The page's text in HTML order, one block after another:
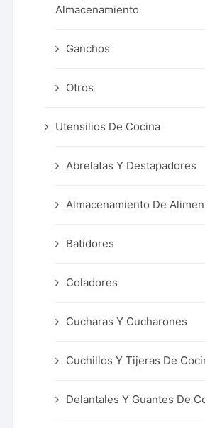
Almacenamiento
Ganchos
Otros
Utensilios De Cocina
Abrelatas Y Destapadores
Almacenamiento De
Batidores
Coladores
Cucharas Y Cucharones
Cuchillos Y Tijeras De
Delantales Y Guantes De